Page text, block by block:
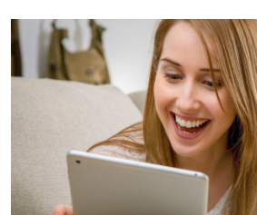
役立つ新しいスキルの習得を目的としてい
し」の一部として、現代社会でのスキルア
に欠かせない概念です。 本記事では……